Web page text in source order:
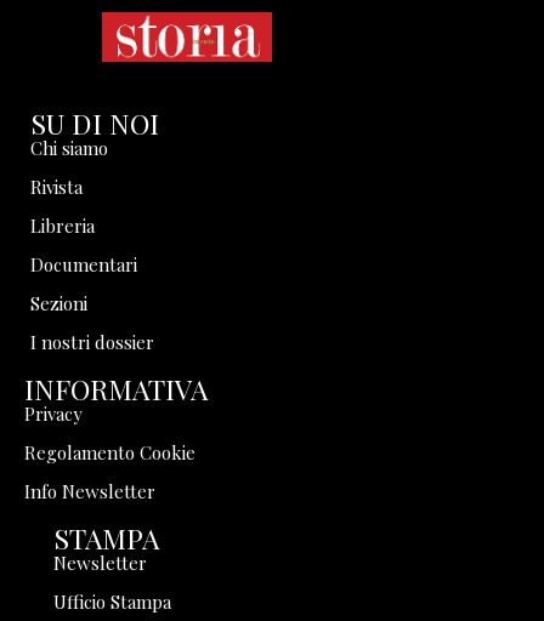
SU DI NOI
Chi siamo
Rivista
Libreria
Documentari
Sezioni
I nostri dossier
INFORMATIVA
Privacy
Regolamento Cookie
Info Newsletter
STAMPA
Newsletter
Ufficio Stampa